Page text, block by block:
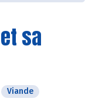
sa
Viande